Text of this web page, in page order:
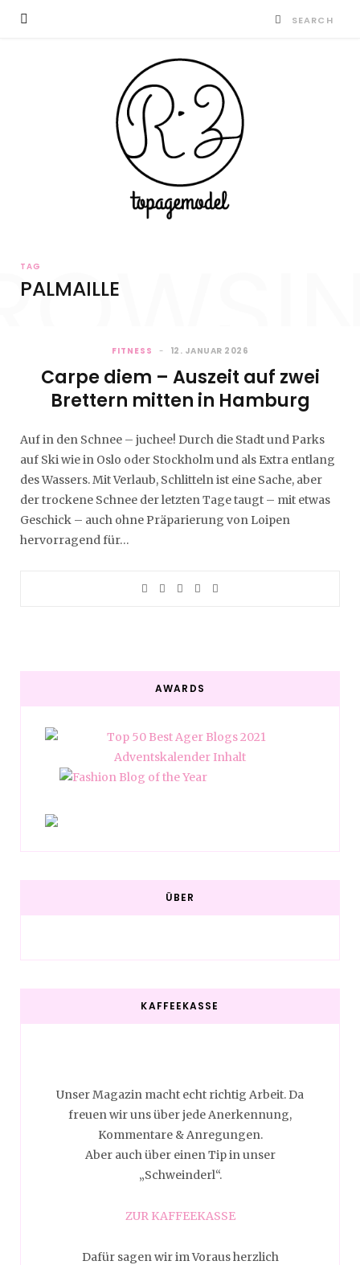
TAG
PALMAILLE
FITNESS 12. JANUAR 2026
Carpe diem – Auszeit auf zwei
Brettern mitten in Hamburg
Auf in den Schnee – juchee! Durch die Stadt und Parks
auf Ski wie in Oslo oder Stockholm und als Extra entlang
des Wassers. Mit Verlaub, Schlitteln ist eine Sache, aber
der trockene Schnee der letzten Tage taugt – mit etwas
Geschick – auch ohne Präparierung von Loipen
hervorragend für…
AWARDS
ÜBER
KAFFEEKASSE
Unser Magazin macht echt richtig Arbeit. Da
freuen wir uns über jede Anerkennung,
Kommentare & Anregungen.
Aber auch über einen Tip in unser
„Schweinderl“.
ZUR KAFFEEKASSE
Dafür sagen wir im Voraus herzlich